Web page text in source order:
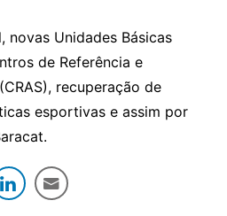
novas Unidades Básicas
de Referência e
recuperação de
esportivas e assim por